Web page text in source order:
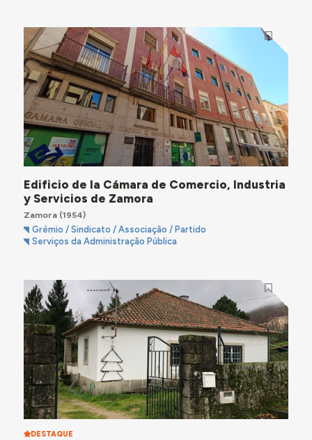
Edificio de la Cámara de Comercio, Industria
y Servicios de Zamora
Zamora(1954)
Grémio / Sindicato / Associação / Partido
Serviços da Administração Pública
DESTAQUE